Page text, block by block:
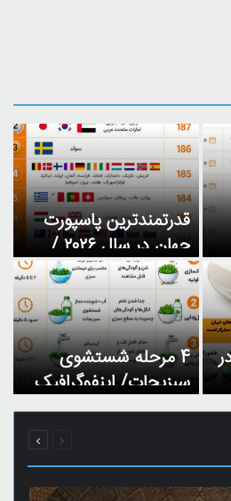
قدرتمندترین پاسپورت‌
جهان در سال ۲۰۲۶ /
اینفوگرافیک
4 مرحله شستشوی
سبزیجات/ اینفوگرافیک
صفحه